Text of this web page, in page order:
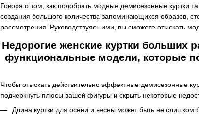
Говоря о том, как подобрать модные демисезонные куртки
создания большого количества запоминающихся образов,
рассмотрения. Руководствуясь ими, вы сможете отыскать
Недорогие женские куртки больших
функциональные модели, которые
Чтобы отыскать действительно эффектные демисезонные
подчеркнуть плюсы вашей фигуры и скрыть некоторые
Длина куртки для осени и весны может быть не слишком